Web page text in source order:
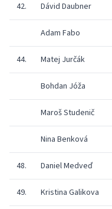
42. Dávid Daubner
Adam Fabo
44. Matej Jurčák
Bohdan Jóža
Maroš Studenič
Nina Benková
48. Daniel Medveď
49. Kristina Galikova